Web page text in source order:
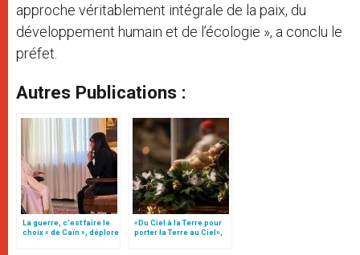
approche véritablement intégrale de la paix, du
développement humain et de l’écologie », a conclu le
préfet.
Autres Publications :
La guerre, c’est faire le
choix « de Caïn », déplore
«Du Ciel à la Terre pour
porter la Terre au Ciel»,